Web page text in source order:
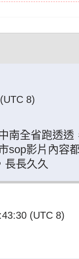
(UTC 8)
南全省跑透透
sop影片內容
長長久久
(UTC 8)